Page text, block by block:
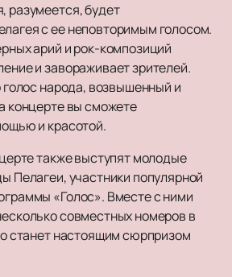
разумеется, будет
с ее неповторимым голосом.
арий и рок-композиций
и завораживает зрителей.
голос народа, возвышенный и
концерте вы сможете
и красотой.
также выступят молодые
Пелагеи, участники популярной
«Голос». Вместе с ними
совместных номеров в
станет настоящим сюрпризом